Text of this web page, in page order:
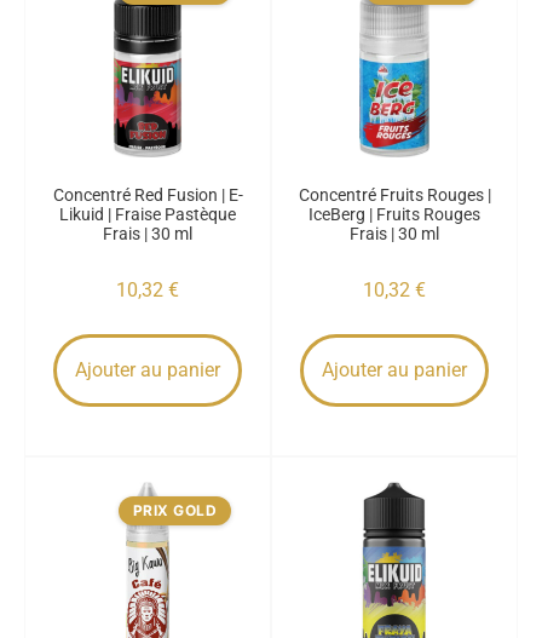
Concentré Red Fusion | E-
Likuid | Fraise Pastèque
Frais | 30 ml
10,32 €
Ajouter au panier
Concentré Fruits Rouges |
IceBerg | Fruits Rouges
Frais | 30 ml
10,32 €
Ajouter au panier
PRIX GOLD